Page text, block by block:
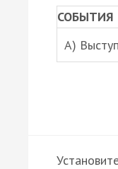
СОБЫТИЯ
A)